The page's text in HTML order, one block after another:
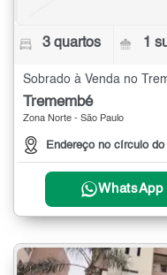
3 quartos 1
Sobrado à Venda no
Tremembé
Zona Norte - São Paulo
Endereço no círculo do
WhatsApp